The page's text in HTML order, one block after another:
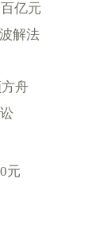
亿元
解法
舟
元